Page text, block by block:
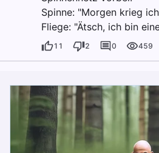
Spinne: "Morgen krieg
Fliege: "Ätsch, ich bin
11 2 0 459